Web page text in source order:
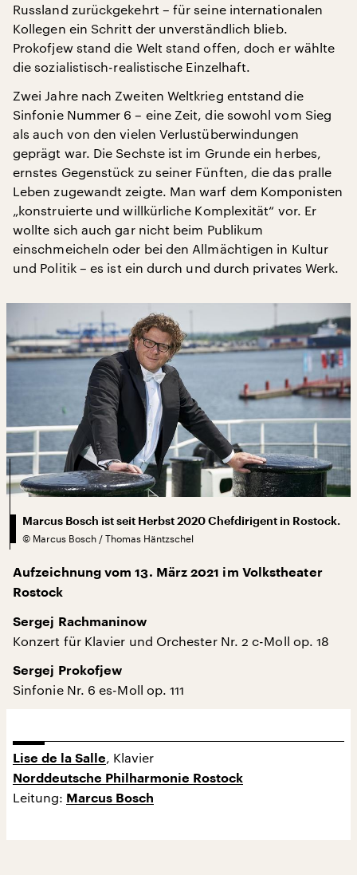
Russland zurückgekehrt – für seine internationalen
Kollegen ein Schritt der unverständlich blieb.
Prokofjew stand die Welt stand offen, doch er wählte
die sozialistisch-realistische Einzelhaft.
Zwei Jahre nach Zweiten Weltkrieg entstand die
Sinfonie Nummer 6 – eine Zeit, die sowohl vom Sieg
als auch von den vielen Verlustüberwindungen
geprägt war. Die Sechste ist im Grunde ein herbes,
ernstes Gegenstück zu seiner Fünften, die das pralle
Leben zugewandt zeigte. Man warf dem Komponisten
„konstruierte und willkürliche Komplexität“ vor. Er
wollte sich auch gar nicht beim Publikum
einschmeicheln oder bei den Allmächtigen in Kultur
und Politik – es ist ein durch und durch privates Werk.
Marcus Bosch ist seit Herbst 2020 Chefdirigent in Rostock.
© Marcus Bosch / Thomas Häntzschel
Aufzeichnung vom 13. März 2021 im Volkstheater
Rostock
Sergej Rachmaninow
Konzert für Klavier und Orchester Nr. 2 c-Moll op. 18
Sergej Prokofjew
Sinfonie Nr. 6 es-Moll op. 111
Lise de la Salle, Klavier
Norddeutsche Philharmonie Rostock
Leitung: Marcus Bosch